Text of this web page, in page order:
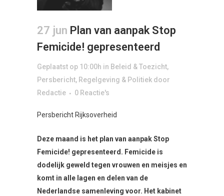
27 jun Plan van aanpak Stop
Femicide! gepresenteerd
Geplaatst op 10:00h in Beleid & Toezicht,
Persbericht, Regelgeving & Politiek door
Redactie
0 Reactie's
Persbericht Rijksoverheid
Deze maand is het plan van aanpak Stop
Femicide! gepresenteerd. Femicide is
dodelijk geweld tegen vrouwen en meisjes en
komt in alle lagen en delen van de
Nederlandse samenleving voor. Het kabinet